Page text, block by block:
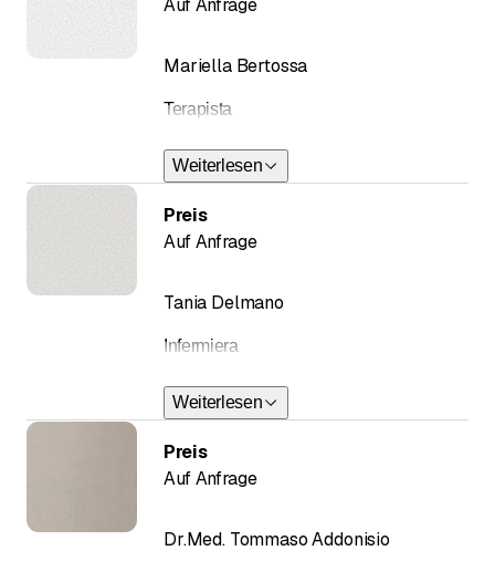
Mariella Bertossa
Terapista
Weiterlesen
Tania Delmano
Infermiera
Weiterlesen
Preis
Auf Anfrage
Dr.Med. Tommaso Addonisio
Preis
Auf Anfrage